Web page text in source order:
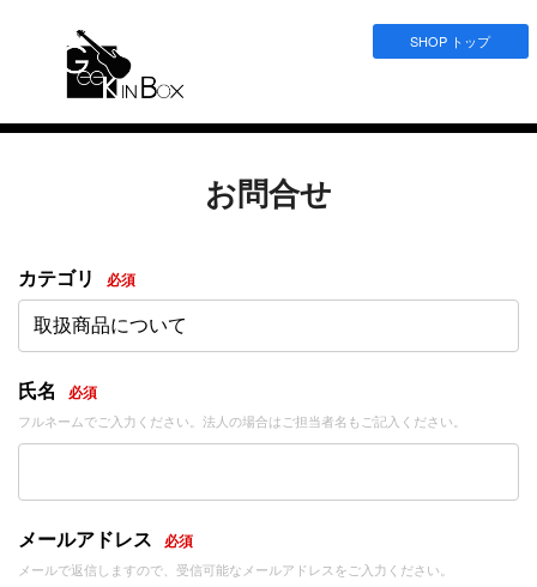
SHOP トップ
お問合せ
カテゴリ 必須
取扱商品について
氏名 必須
フルネームでご入力ください。法人の場合はご担当者名もご記入ください。
メールアドレス 必須
メールで返信しますので、受信可能なメールアドレスをご入力ください。